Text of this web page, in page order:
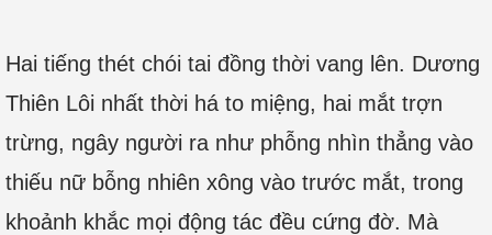
Hai tiếng thét chói tai đồng thời vang lên. Dương
Thiên Lôi nhất thời há to miệng, hai mắt trợn
trừng, ngây người ra như phỗng nhìn thẳng vào
thiếu nữ bỗng nhiên xông vào trước mắt, trong
khoảnh khắc mọi động tác đều cứng đờ. Mà